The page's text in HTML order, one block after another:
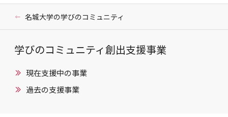
名城大学の学びのコミュニティ
学びのコミュニティ創出支援事業
現在支援中の事業
過去の支援事業